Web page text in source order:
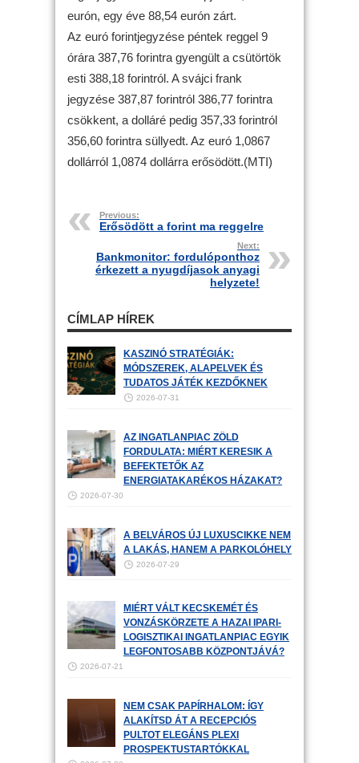
eurón, egy éve 88,54 eurón zárt.
Az euró forintjegyzése péntek reggel 9
órára 387,76 forintra gyengült a csütörtök
esti 388,18 forintról. A svájci frank
jegyzése 387,87 forintról 386,77 forintra
csökkent, a dolláré pedig 357,33 forintról
356,60 forintra süllyedt. Az euró 1,0867
dollárról 1,0874 dollárra erősödött.(MTI)
Previous:
Erősödött a forint ma reggelre
Next:
Bankmonitor: fordulóponthoz
érkezett a nyugdíjasok anyagi
helyzete!
CÍMLAP HÍREK
KASZINÓ STRATÉGIÁK:
MÓDSZEREK, ALAPELVEK ÉS
TUDATOS JÁTÉK KEZDŐKNEK
2026-07-31
AZ INGATLANPIAC ZÖLD
FORDULATA: MIÉRT KERESIK A
BEFEKTETŐK AZ
ENERGIATAKARÉKOS HÁZAKAT?
2026-07-30
A BELVÁROS ÚJ LUXUSCIKKE NEM
A LAKÁS, HANEM A PARKOLÓHELY
2026-07-29
MIÉRT VÁLT KECSKEMÉT ÉS
VONZÁSKÖRZETE A HAZAI IPARI-
LOGISZTIKAI INGATLANPIAC EGYIK
LEGFONTOSABB KÖZPONTJÁVÁ?
2026-07-21
NEM CSAK PAPÍRHALOM: ÍGY
ALAKÍTSD ÁT A RECEPCIÓS
PULTOT ELEGÁNS PLEXI
PROSPEKTUSTARTÓKKAL